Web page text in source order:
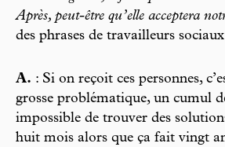
Après, peut-être qu’elle acceptera
des phrases de travailleurs
A. : Si on reçoit ces personnes,
grosse problématique, un cumul
impossible de trouver des
huit mois alors que ça fait vingt